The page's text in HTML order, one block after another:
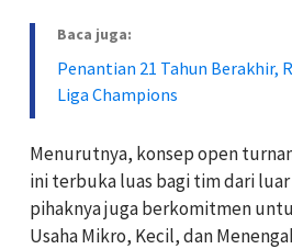
Baca juga:
Penantian 21 Tahun Berakhir,
Liga Champions
Menurutnya, konsep open
ini terbuka luas bagi tim dari
pihaknya juga berkomitmen
Usaha Mikro, Kecil, dan